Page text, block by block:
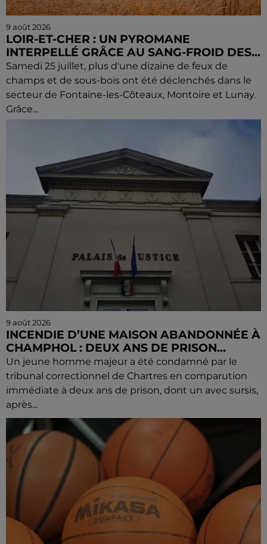
9 août 2026
LOIR-ET-CHER : UN PYROMANE
INTERPELLÉ GRÂCE AU SANG-FROID DES...
Samedi 25 juillet, plus d'une dizaine de feux de
champs et de sous-bois ont été déclenchés dans le
secteur de Fontaine-les-Côteaux, Montoire et Lunay.
Grâce...
9 août 2026
INCENDIE D’UNE MAISON ABANDONNÉE À
CHAMPHOL : DEUX ANS DE PRISON...
Un jeune homme majeur a été condamné par le
tribunal correctionnel de Chartres en comparution
immédiate à deux ans de prison, dont un avec sursis,
après...